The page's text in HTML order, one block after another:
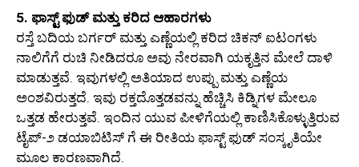
5. ಫಾಸ್ಟ್ ಫುಡ್ ಮತ್ತು ಕರಿದ ಆಹಾರಗಳು
ರಸ್ತೆ ಬದಿಯ ಬರ್ಗರ್ ಮತ್ತು ಎಣ್ಣೆಯಲ್ಲಿ ಕರಿದ ಚಿಕನ್ ಐಟಂಗಳು
ನಾಲಿಗೆಗೆ ರುಚಿ ನೀಡಿದರೂ ಅವು ನೇರವಾಗಿ ಯಕೃತ್ತಿನ ಮೇಲೆ ದಾಳಿ
ಮಾಡುತ್ತವೆ. ಇವುಗಳಲ್ಲಿ ಅತಿಯಾದ ಉಪ್ಪು ಮತ್ತು ಎಣ್ಣೆಯ
ಅಂಶವಿರುತ್ತದೆ. ಇವು ರಕ್ತದೊತ್ತಡವನ್ನು ಹೆಚ್ಚಿಸಿ ಕಿಡ್ನಿಗಳ ಮೇಲೂ
ಒತ್ತಡ ಹೇರುತ್ತವೆ. ಇಂದಿನ ಯುವ ಪೀಳಿಗೆಯಲ್ಲಿ ಕಾಣಿಸಿಕೊಳ್ಳುತ್ತಿರುವ
ಟೈಪ್-೨ ಡಯಾಬಿಟಿಸ್ ಗೆ ಈ ರೀತಿಯ ಫಾಸ್ಟ್ ಫುಡ್ ಸಂಸ್ಕೃತಿಯೇ
ಮೂಲ ಕಾರಣವಾಗಿದೆ.